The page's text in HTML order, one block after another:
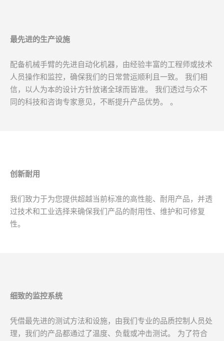
最先进的生产设施
配备机械手臂的先进自动化机器，由经验丰富的工程师或技术
人员操作和监控，确保我们的日常营运顺利且一致。 我们相
信，以人为本的设计方针放诸全球而皆准。 我们透过与众不
同的科技和咨询专家意见，不断提升产品优势。 。
创新耐用
我们致力于为您提供超越当前标准的高性能、耐用产品，并透
过技术和工业选择来确保我们产品的耐用性、维护和可修复
性。
细致的监控系统
凭借最先进的测试方法和设施，由我们专业的品质控制人员处
理，我们的产品都通过了温度、负载或冲击测试。 为了符合